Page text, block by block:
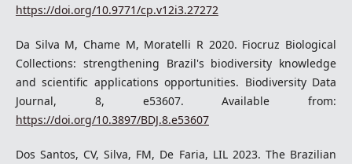
https://doi.org/10.9771/cp.v12i3.27272
Da Silva M, Chame M, Moratelli R 2020. Fiocruz Biological
Collections: strengthening Brazil's biodiversity knowledge
and scientific applications opportunities. Biodiversity Data
Journal, 8, e53607. Available from:
https://doi.org/10.3897/BDJ.8.e53607
Dos Santos, CV, Silva, FM, De Faria, LIL 2023. The Brazilian